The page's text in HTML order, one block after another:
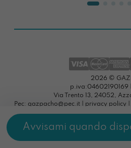
2026 ©
p.iva:04602190169 |
Via Trento 13, 24052,
Pec: gazpacho@pec.it | privacy policy
preferenze cookies